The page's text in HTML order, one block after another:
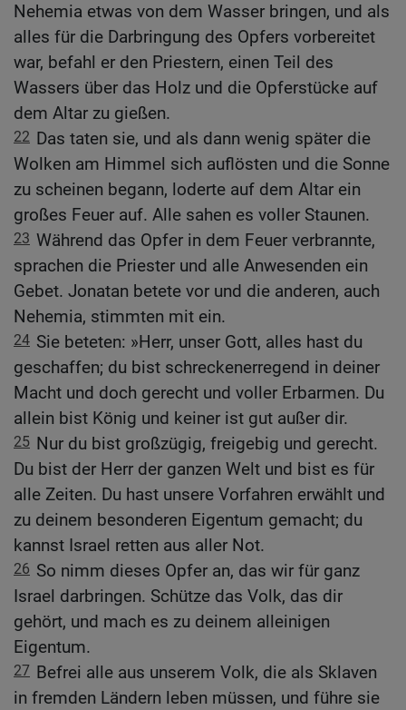
Nehemia etwas von dem Wasser bringen, und als
alles für die Darbringung des Opfers vorbereitet
war, befahl er den Priestern, einen Teil des
Wassers über das Holz und die Opferstücke auf
dem Altar zu gießen.
22 Das taten sie, und als dann wenig später die
Wolken am Himmel sich auflösten und die Sonne
zu scheinen begann, loderte auf dem Altar ein
großes Feuer auf. Alle sahen es voller Staunen.
23 Während das Opfer in dem Feuer verbrannte,
sprachen die Priester und alle Anwesenden ein
Gebet. Jonatan betete vor und die anderen, auch
Nehemia, stimmten mit ein.
24 Sie beteten: »Herr, unser Gott, alles hast du
geschaffen; du bist schreckenerregend in deiner
Macht und doch gerecht und voller Erbarmen. Du
allein bist König und keiner ist gut außer dir.
25 Nur du bist großzügig, freigebig und gerecht.
Du bist der Herr der ganzen Welt und bist es für
alle Zeiten. Du hast unsere Vorfahren erwählt und
zu deinem besonderen Eigentum gemacht; du
kannst Israel retten aus aller Not.
26 So nimm dieses Opfer an, das wir für ganz
Israel darbringen. Schütze das Volk, das dir
gehört, und mach es zu deinem alleinigen
Eigentum.
27 Befrei alle aus unserem Volk, die als Sklaven
in fremden Ländern leben müssen, und führe sie